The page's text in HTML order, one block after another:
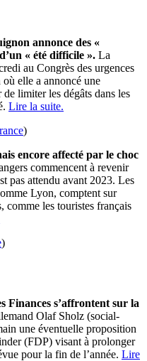
annonce des «
« été difficile ». La
au Congrès des urgences
elle a annoncé une
limiter les dégâts dans les
Lire la suite.
)
encore affecté par le choc
commencent à revenir
pas attendu avant 2023. Les
Lyon, comptent sur
comme les touristes français
)
Finances s’affrontent sur la
Olaf Sholz (social-
une éventuelle proposition
(FDP) visant à prolonger
pour la fin de l’année. Lire